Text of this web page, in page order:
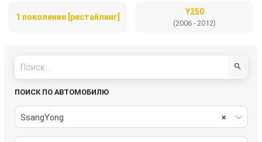
1 поколение [рестайлинг]
Y250
(2006 - 2012)
ПОИСК ПО АВТОМОБИЛЮ
×
SsangYong